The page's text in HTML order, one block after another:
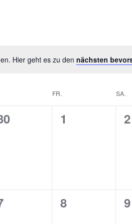
Hier geht es zu den nächsten
FR. SA.
0
1
0
2
0
8
0
9